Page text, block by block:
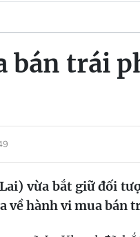
bán trái
vừa bắt giữ đối
hành vi mua bán